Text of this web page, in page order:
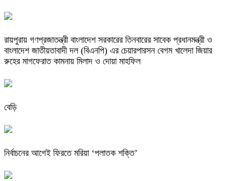
রায়পুরায় গণপ্রজাতন্ত্রী বাংলাদেশ সরকারের তিনবারের সাবেক প্রধানমন্ত্রী ও
বাংলাদেশ জাতীয়তাবাদী দল (বিএনপি) এর চেয়ারপারসন বেগম খালেদা জিয়ার
রুহের মাগফেরাত কামনায় মিলাদ ও দোয়া মাহফিল
বেড়ি
নির্বাচনের আগেই ফিরতে মরিয়া ‘পলাতক শক্তি’